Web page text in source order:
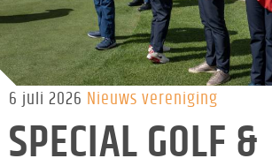
6 juli 2026 Nieuws vereniging
SPECIAL GOLF &